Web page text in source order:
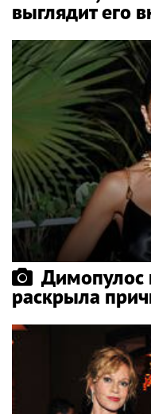
выглядит его
Димопулос
раскрыла